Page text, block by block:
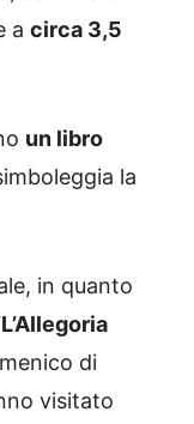
a circa 3,5
un libro
la
in quanto
L’Allegoria
di
visitato